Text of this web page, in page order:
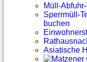
Müll-
Sperrmüll-
buchen
Asiatische